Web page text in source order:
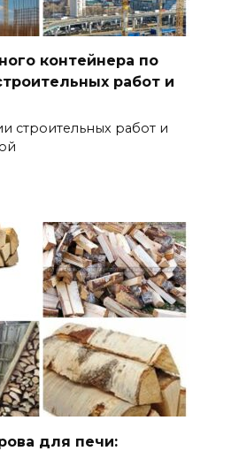
контейнера по
работ и
строительных работ и
для печи: